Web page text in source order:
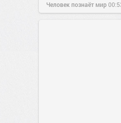
Человек познаёт мир